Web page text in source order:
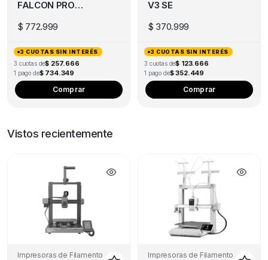
FALCON PRO
$ 772.999
3 CUOTAS SIN INTERÉS
3 cuotas de$ 257.666
1 pago de$ 734.349
Comprar
V3 SE
$ 370.999
3 CUOTAS SIN INTERÉS
3 cuotas de$ 123.666
1 pago de$ 352.449
Comprar
Vistos recientemente
Impresoras de Filamento Impresoras de Filamento